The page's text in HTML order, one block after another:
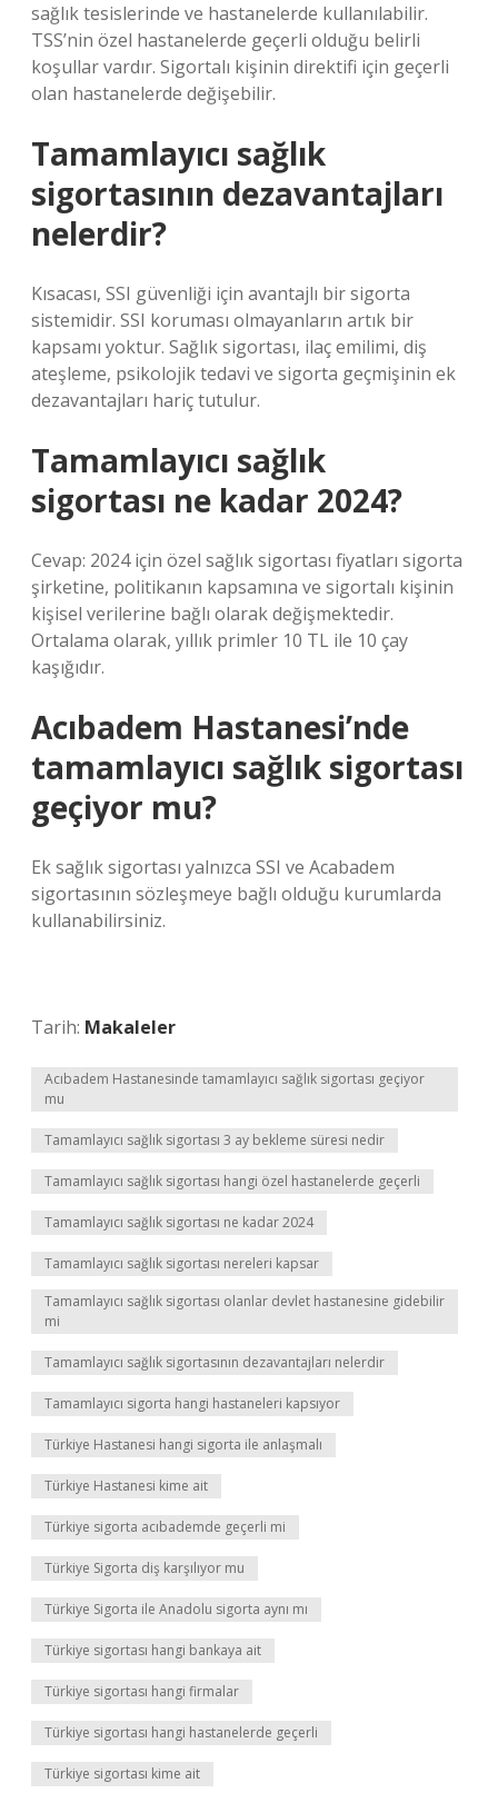
sağlık tesislerinde ve hastanelerde kullanılabilir.
TSS’nin özel hastanelerde geçerli olduğu belirli
koşullar vardır. Sigortalı kişinin direktifi için geçerli
olan hastanelerde değişebilir.
Tamamlayıcı sağlık
sigortasının dezavantajları
nelerdir?
Kısacası, SSI güvenliği için avantajlı bir sigorta
sistemidir. SSI koruması olmayanların artık bir
kapsamı yoktur. Sağlık sigortası, ilaç emilimi, diş
ateşleme, psikolojik tedavi ve sigorta geçmişinin ek
dezavantajları hariç tutulur.
Tamamlayıcı sağlık
sigortası ne kadar 2024?
Cevap: 2024 için özel sağlık sigortası fiyatları sigorta
şirketine, politikanın kapsamına ve sigortalı kişinin
kişisel verilerine bağlı olarak değişmektedir.
Ortalama olarak, yıllık primler 10 TL ile 10 çay
kaşığıdır.
Acıbadem Hastanesi’nde
tamamlayıcı sağlık sigortası
geçiyor mu?
Ek sağlık sigortası yalnızca SSI ve Acabadem
sigortasının sözleşmeye bağlı olduğu kurumlarda
kullanabilirsiniz.
Tarih: Makaleler
Acıbadem Hastanesinde tamamlayıcı sağlık sigortası geçiyor
mu
Tamamlayıcı sağlık sigortası 3 ay bekleme süresi nedir
Tamamlayıcı sağlık sigortası hangi özel hastanelerde geçerli
Tamamlayıcı sağlık sigortası ne kadar 2024
Tamamlayıcı sağlık sigortası nereleri kapsar
Tamamlayıcı sağlık sigortası olanlar devlet hastanesine gidebilir
mi
Tamamlayıcı sağlık sigortasının dezavantajları nelerdir
Tamamlayıcı sigorta hangi hastaneleri kapsıyor
Türkiye Hastanesi hangi sigorta ile anlaşmalı
Türkiye Hastanesi kime ait
Türkiye sigorta acıbademde geçerli mi
Türkiye Sigorta diş karşılıyor mu
Türkiye Sigorta ile Anadolu sigorta aynı mı
Türkiye sigortası hangi bankaya ait
Türkiye sigortası hangi firmalar
Türkiye sigortası hangi hastanelerde geçerli
Türkiye sigortası kime ait